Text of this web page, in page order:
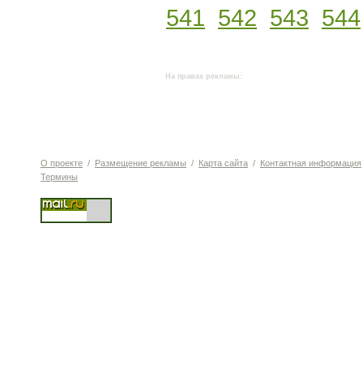
541 542 543 544
На правах рекламы:
О проекте / Размещение рекламы / Карта сайта / Контактная информация
Термины